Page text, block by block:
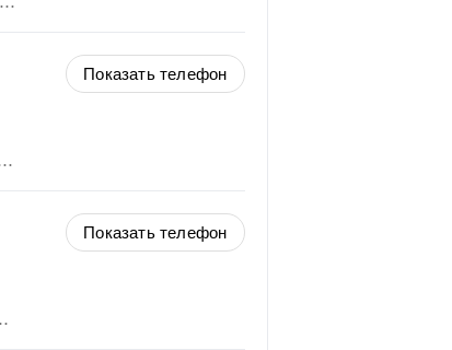
Показать телефон
Показать телефон